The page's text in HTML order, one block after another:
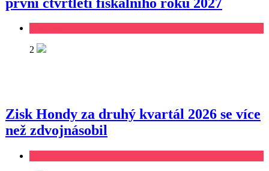
2
Zisk Hondy za druhý kvartál 2026 se více
než zdvojnásobil